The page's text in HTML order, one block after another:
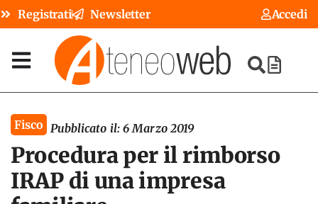
Registrati Newsletter Accedi
Fisco Pubblicato il: 6 Marzo 2019
Procedura per il rimborso
IRAP di una impresa